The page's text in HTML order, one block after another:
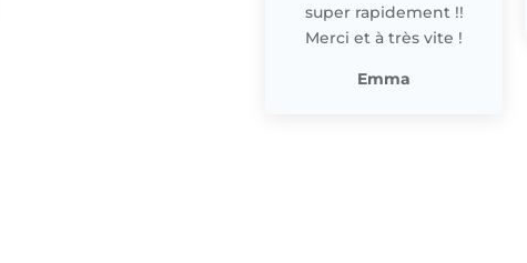
super rapidement !!
Merci et à très vite !
Emma